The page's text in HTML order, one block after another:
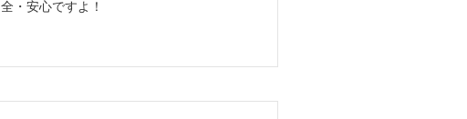
全・安心ですよ！